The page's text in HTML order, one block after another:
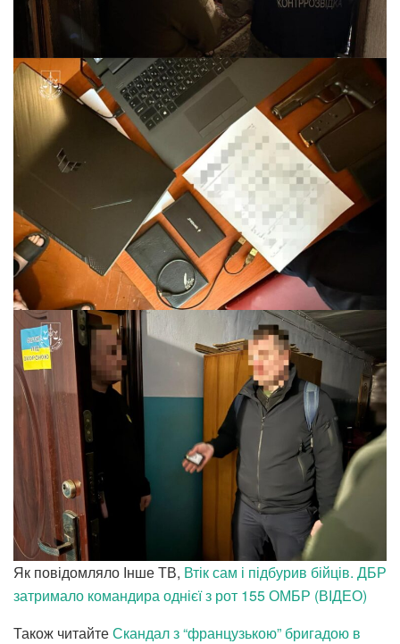
Як повідомляло Інше ТВ, Втік сам і підбурив бійців. ДБР
затримало командира однієї з рот 155 ОМБР (ВІДЕО)
Також читайтеСкандал з “французькою” бригадою в